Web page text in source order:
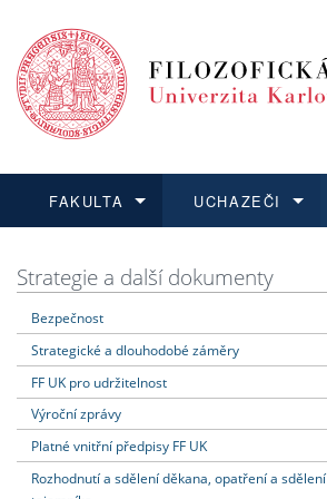
FAKULTA
Dozvědět se více
UCHAZEČI
Podat přihlášku
Dozvědět se více
Dozvědět se více
Dozvědět se více
Strategie a další dokumenty
Bezpečnost
Strategické a dlouhodobé záměry
FF UK pro udržitelnost
Výroční zprávy
Platné vnitřní předpisy FF UK
Rozhodnutí a sdělení děkana, opatření a sdělení